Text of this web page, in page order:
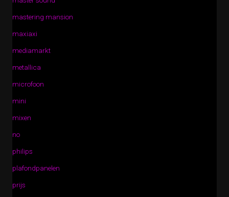
mastering mansion
maxiaxi
mediamarkt
metallica
microfoon
mini
mixen
no
philips
plafondpanelen
prijs